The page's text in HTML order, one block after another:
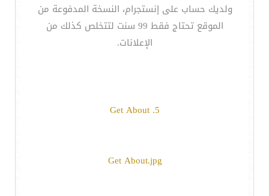
ولديك حساب على إنستجرام، النسخة المدفوعة من
الموقع تحتاج فقط 99 سنت لتتخلص كذلك من
الإعلانات.
5. Get About
Get About.jpg